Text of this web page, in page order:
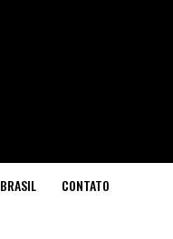
BRASIL CONTATO